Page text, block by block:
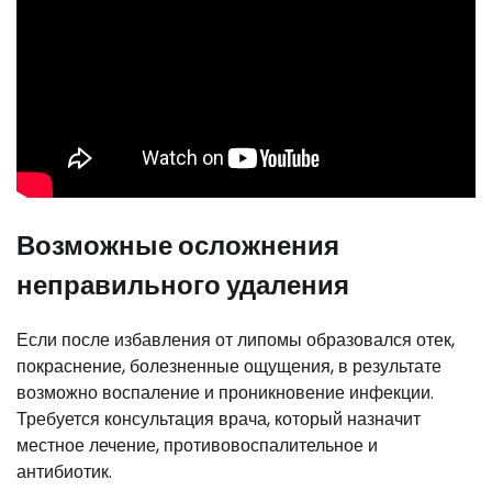
Возможные осложнения
неправильного удаления
Если после избавления от липомы образовался отек,
покраснение, болезненные ощущения, в результате
возможно воспаление и проникновение инфекции.
Требуется консультация врача, который назначит
местное лечение, противовоспалительное и
антибиотик.